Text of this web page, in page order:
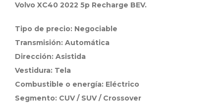
Volvo XC40 2022 5p Recharge BEV.
Tipo de precio: Negociable
Transmisión: Automática
Dirección: Asistida
Vestidura: Tela
Combustible o energía: Eléctrico
Segmento: CUV / SUV / Crossover